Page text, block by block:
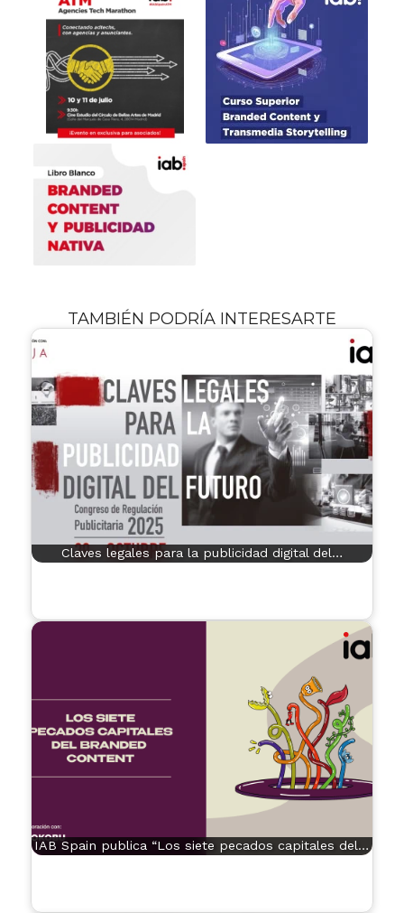
TAMBIÉN PODRÍA INTERESARTE
Claves legales para la publicidad digital del…
IAB Spain publica “Los siete pecados capitales del…